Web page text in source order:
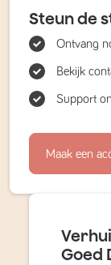
Steun de
Ontvang
Bekijk
Support
Maak een
Goed